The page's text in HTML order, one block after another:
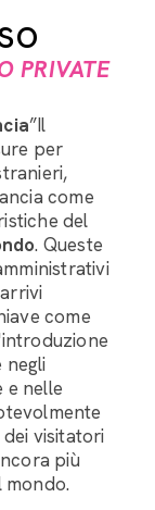
PRIVATE
”Il
per
come
del
. Queste
come
negli
e nelle
visitatori
più
mondo.